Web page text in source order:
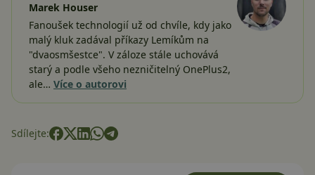
Marek Houser
Fanoušek technologií už od chvíle, kdy jako
malý kluk zadával příkazy Lemíkům na
"dvaosmšestce". V záloze stále uchovává
starý a podle všeho nezničitelný OnePlus2,
ale… Více o autorovi
Sdílejte: